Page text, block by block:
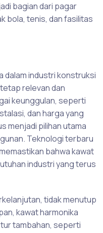
bagian dari pagar
bola, tenis, dan fasilitas
dalam industri konstruksi
relevan dan
keunggulan, seperti
dan harga yang
menjadi pilihan utama
Teknologi terbaru
bahwa kawat
industri yang terus
tidak menutup
kawat harmonika
tambahan, seperti